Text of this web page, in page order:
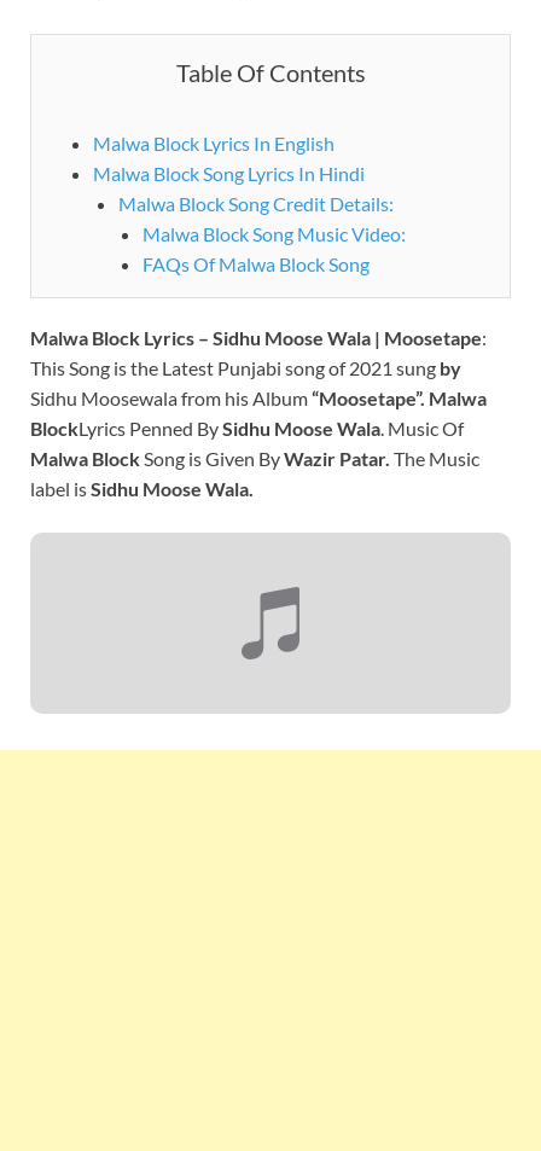
Table Of Contents
Malwa Block Lyrics In English
Malwa Block Song Lyrics In Hindi
Malwa Block Song Credit Details:
Malwa Block Song Music Video:
FAQs Of Malwa Block Song
Malwa Block Lyrics – Sidhu Moose Wala | Moosetape:
This Song is the Latest Punjabi song of 2021 sung by
Sidhu Moosewala from his Album“Moosetape”. Malwa
BlockLyrics Penned BySidhu Moose Wala. Music Of
Malwa BlockSong is Given ByWazir Patar. The Music
label isSidhu Moose Wala.